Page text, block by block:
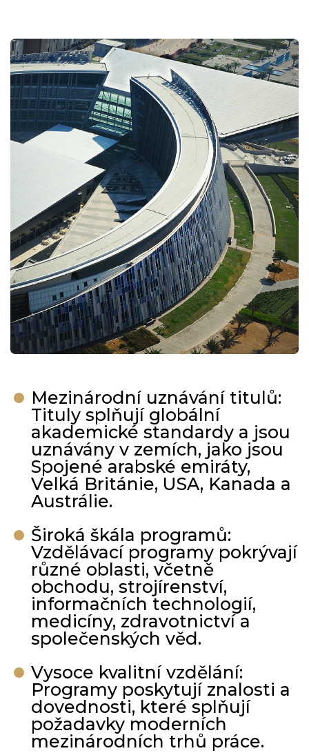
Mezinárodní uznávání titulů:
Tituly splňují globální
akademické standardy a jsou
uznávány v zemích, jako jsou
Spojené arabské emiráty,
Velká Británie, USA, Kanada a
Austrálie.
Široká škála programů:
Vzdělávací programy pokrývají
různé oblasti, včetně
obchodu, strojírenství,
informačních technologií,
medicíny, zdravotnictví a
společenských věd.
Vysoce kvalitní vzdělání:
Programy poskytují znalosti a
dovednosti, které splňují
požadavky moderních
mezinárodních trhů práce.